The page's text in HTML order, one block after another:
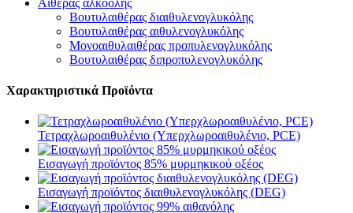
Βουτυλαιθέρας διαιθυλενογλυκόλης
Βουτυλαιθέρας αιθυλενογλυκόλης
Μονοαιθυλαιθέρας προπυλενογλυκόλης
Βουτυλαιθέρας διπροπυλενογλυκόλης
Χαρακτηριστικά Προϊόντα
Τετραχλωροαιθυλένιο (Υπερχλωροαιθυλένιο, PCE)
Εισαγωγή προϊόντος 85% μυρμηκικού οξέος
Εισαγωγή προϊόντος διαιθυλενογλυκόλης (DEG)